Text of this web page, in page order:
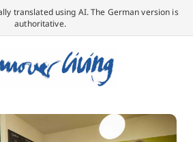
translated using AI. The German version is
authoritative.